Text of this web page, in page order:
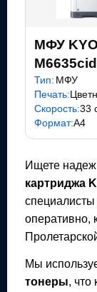
МФУ
Тип: МФУ
Печать:
Скорость:33
Формат:A4
Ищете
картриджа
оперативно,
Мы
тонеры, что